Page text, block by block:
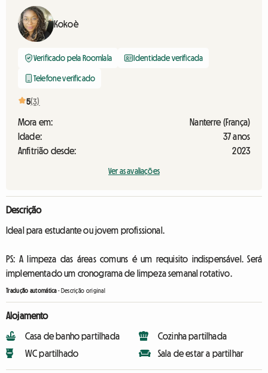
Kokoè
Verificado pela Roomlala Identidade verificada
Telefone verificado
5(3)
Mora em:
Nanterre (França)
Idade:
37 anos
Anfitrião desde:
2023
Ver as avaliações
Descrição
Ideal para estudante ou jovem profissional.
PS: A limpeza das áreas comuns é um requisito indispensável. Será
implementado um cronograma de limpeza semanal rotativo.
Tradução automática- Descrição original
Alojamento
Casa de banho partilhada
WC partilhado
Cozinha partilhada
Sala de estar a partilhar